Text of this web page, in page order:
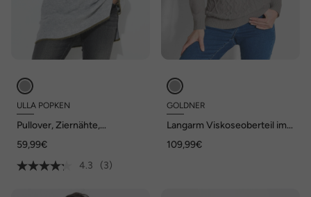
ULLA POPKEN
Pullover, Ziernähte,
59,99€
4.3
(3)
GOLDNER
Langarm Viskoseoberteil im
109,99€